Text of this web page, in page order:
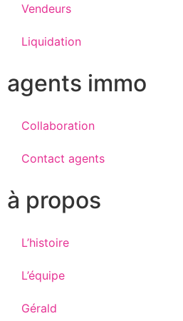
Vendeurs
Liquidation
agents immo
Collaboration
Contact agents
à propos
L’histoire
L’équipe
Gérald